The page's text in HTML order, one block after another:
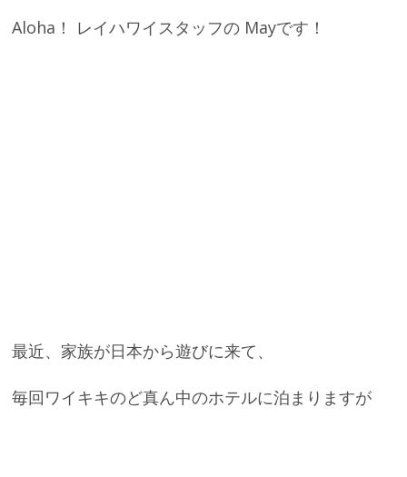
Aloha！ レイハワイスタッフの Mayです！
最近、家族が日本から遊びに来て、
毎回ワイキキのど真ん中のホテルに泊まりますが